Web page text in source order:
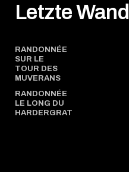
Letzte
RANDONNÉE
SUR LE
TOUR DES
MUVERANS
RANDONNÉE
LE LONG DU
HARDERGRAT